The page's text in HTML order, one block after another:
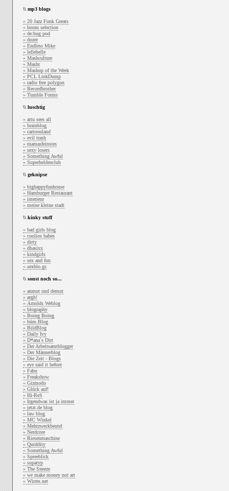
\\ mp3 blogs
» 20 Jazz Funk Greats
» boom selection
» de:bug pod
» dozer
» Endless Mike
» lellebelle
» Mashculture
» Mashr
» Mashup of the Week
» PCL LinkDump
» radio free polygon
» Recordbrother
» Tumble Forms
\\ luschtig
» attu sees all
» brainblog
» cartoonland
» evil trash
» mamasfeinstes
» sexy losers
» Something Awful
» Superheldenclub
\\ geknipse
» bighappyfunhouse
» Hamburger Restaurant
» interieur
» meine kleine stadt
\\ kinky stuff
» bad girls blog
» coolios babes
» dirty
» dbasixx
» kindgirls
» sex and fun
» sexblo.gs
\\ sonst noch so...
» anmut und demut
» argh!
» Arnolds Weblog
» blography
» Boing Boing
» büm.Blog
» BildBlog
» Daily Ivy
» D*ana`s Dirt
» Der Arbeitsamtblogger
» Der Männerblog
» Die Zeit - Blogs
» eye said it before
» Fabu
» Freakshow
» Gizmodo
» Glück auf!
» Hi-ReS
» Irgendwas ist ja immer
» jetzt.de blog
» law blog
» MC Winkel
» Mehrzweckbeutel
» Nerdcore
» Riesenmaschine
» Quiddity
» Something Awful
» Spreeblick
» supatyp
» The Sneeze
» we make money not art
» Wirres.net